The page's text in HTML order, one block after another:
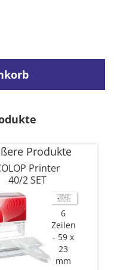
Produkte
Printer
40/2 SET
6
Zeilen
59 x
23
mm